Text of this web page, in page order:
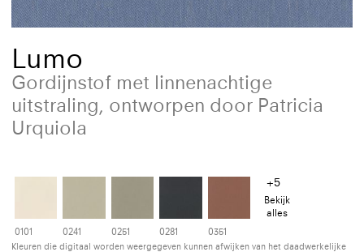
Lumo
Gordijnstof met linnenachtige
uitstraling, ontworpen door Patricia
Urquiola
0101 0241 0251 0281 0351
+5
Bekijk
alles
Kleuren die digitaal worden weergegeven kunnen afwijken van het daadwerkelijke